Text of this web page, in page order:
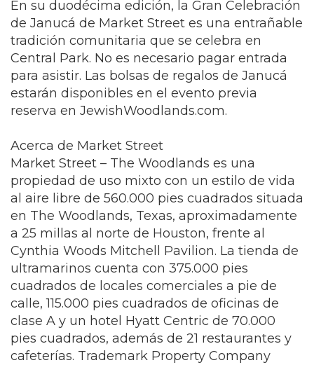
En su duodécima edición, la Gran Celebración
de Janucá de Market Street es una entrañable
tradición comunitaria que se celebra en
Central Park. No es necesario pagar entrada
para asistir. Las bolsas de regalos de Janucá
estarán disponibles en el evento previa
reserva en JewishWoodlands.com.
Acerca de Market Street
Market Street – The Woodlands es una
propiedad de uso mixto con un estilo de vida
al aire libre de 560.000 pies cuadrados situada
en The Woodlands, Texas, aproximadamente
a 25 millas al norte de Houston, frente al
Cynthia Woods Mitchell Pavilion. La tienda de
ultramarinos cuenta con 375.000 pies
cuadrados de locales comerciales a pie de
calle, 115.000 pies cuadrados de oficinas de
clase A y un hotel Hyatt Centric de 70.000
pies cuadrados, además de 21 restaurantes y
cafeterías. Trademark Property Company